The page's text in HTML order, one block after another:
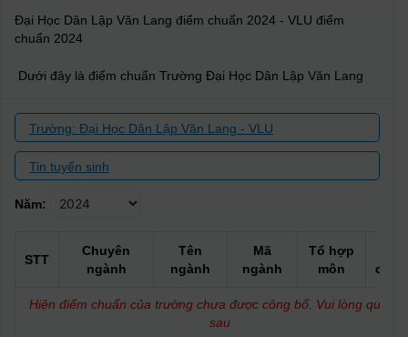
Đại Học Dân Lập Văn Lang điểm chuẩn 2024 - VLU điểm
chuẩn 2024
Dưới đây là điểm chuẩn Trường Đại Học Dân Lập Văn Lang
Trường: Đại Học Dân Lập Văn Lang - VLU
Tin tuyển sinh
Năm:
STT
Chuyên
ngành
Tên
ngành
Mã
ngành
Tổ hợp
môn
Hiện điểm chuẩn của trường chưa được công bố. Vui lòng quay
sau